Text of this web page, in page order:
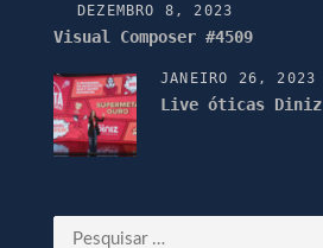
DEZEMBRO 8, 2023
Visual Composer #4509
JANEIRO 26, 2023
Live óticas Diniz
Pesquisar